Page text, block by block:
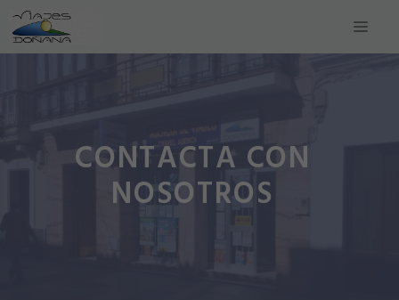
Saltar
CONTACTA CON
NOSOTROS